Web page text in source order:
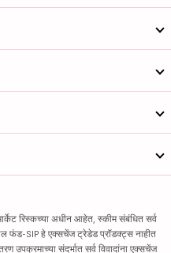
रिस्कच्या अधीन आहेत, स्कीम संबंधित सर्व
फंड-SIP हे एक्सचेंज ट्रेडेड प्रॉडक्ट्स नाहीत
संदर्भात सर्व विवादांना एक्सचेंज